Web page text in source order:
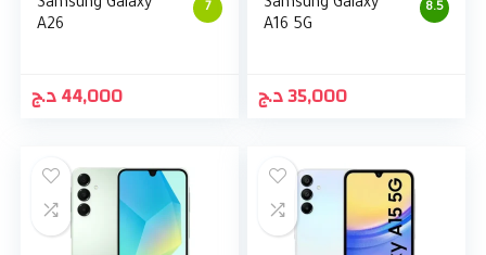
7
Samsung Galaxy
A26
44,000د.ج
8.5
Samsung Galaxy
A16 5G
35,000د.ج